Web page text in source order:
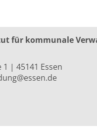
für kommunale
| 45141 Essen